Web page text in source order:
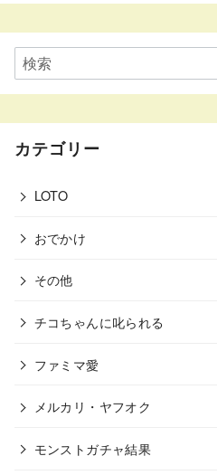
カテゴリー
LOTO
おでかけ
その他
チコちゃんに叱られる
ファミマ愛
メルカリ・ヤフオク
モンストガチャ結果